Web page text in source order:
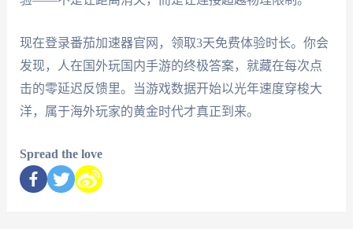
现在登录番茄加速器官网，领取3天免费体验时长。你会
发现，人在国外玩国内手游的终极答案，就藏在每次点
击的零延迟反馈里。当游戏数据开始以光年速度穿梭大
洋，属于海外玩家的黄金时代才真正到来。
Spread the love